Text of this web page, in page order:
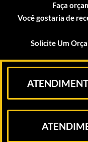
Faça
Você gostaria de
Solicite Um